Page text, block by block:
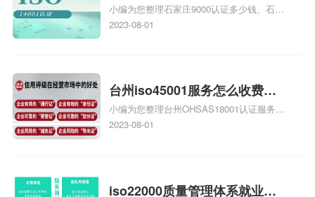
家庄9000认证的公司
小编为您整理石家庄9000认证多少钱、石家
庄9000认证价格多少钱、石家庄9000认证
2023-08-01
台州iso45001服务怎么收费，
台州iso45001认证服务怎么收
费
小编为您整理台州OHSAS18001认证服务中
心哪家收费便宜、台州ISO9000认证，哪个
标准是什么相关iso体系认证知识，详情可
2023-08-01
iso22000质量管理体系就业方